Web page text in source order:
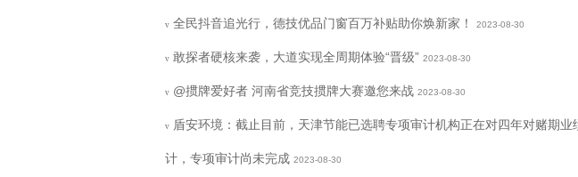
v 全民抖音追光行，德技优品门窗百万补贴助你焕新家！ 2023-08-30
v 敢探者硬核来袭，大道实现全周期体验“晋级” 2023-08-30
v @掼牌爱好者 河南省竞技掼牌大赛邀您来战 2023-08-30
v 盾安环境：截止目前，天津节能已选聘专项审计机构正在对四年对赌期业
计，专项审计尚未完成 2023-08-30